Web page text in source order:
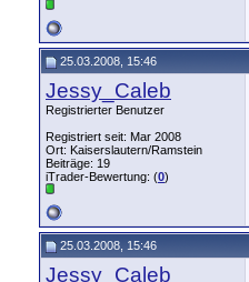
25.03.2008, 15:46
Jessy_Caleb
Registrierter Benutzer
Registriert seit: Mar 2008
Ort: Kaiserslautern/Ramstein
Beiträge: 19
iTrader-Bewertung: (0)
25.03.2008, 15:46
Jessy_Caleb